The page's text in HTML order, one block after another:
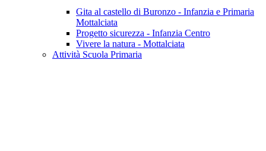
Gita al castello di Buronzo - Infanzia e Primaria
Mottalciata
Progetto sicurezza - Infanzia Centro
Vivere la natura - Mottalciata
Attività Scuola Primaria